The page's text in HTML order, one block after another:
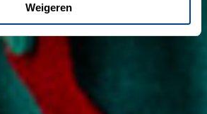
Weigeren